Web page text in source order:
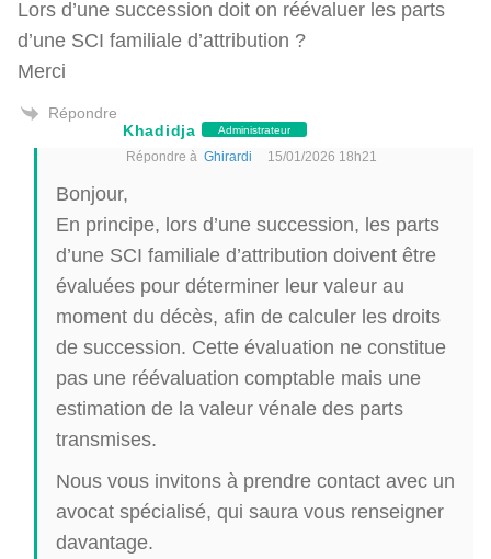
Lors d’une succession doit on réévaluer les parts
d’une SCI familiale d’attribution ?
Merci
Répondre
Khadidja
Administrateur
Répondre à Ghirardi 15/01/2026 18h21
Bonjour,
En principe, lors d’une succession, les parts
d’une SCI familiale d’attribution doivent être
évaluées pour déterminer leur valeur au
moment du décès, afin de calculer les droits
de succession. Cette évaluation ne constitue
pas une réévaluation comptable mais une
estimation de la valeur vénale des parts
transmises.
Nous vous invitons à prendre contact avec un
avocat spécialisé, qui saura vous renseigner
davantage.